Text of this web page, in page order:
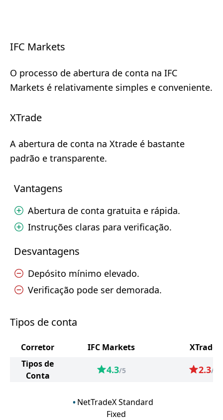
IFC Markets
O processo de abertura de conta na IFC
Markets é relativamente simples e conveniente.
XTrade
A abertura de conta na Xtrade é bastante
padrão e transparente.
Vantagens
Abertura de conta gratuita e rápida.
Instruções claras para verificação.
Desvantagens
Depósito mínimo elevado.
Verificação pode ser demorada.
Tipos de conta
Corretor IFC Markets
XTrade
Tipos de
Conta
4.3/5 2.3/5
NetTradeX Standard
Fixed